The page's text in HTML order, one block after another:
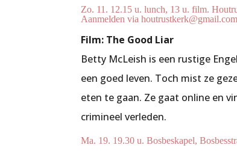
Zo. 11. 12.15 u. lunch, 13 u. film.
Aanmelden via houtrustkerk@gmail.com
Film: The Good Liar
Betty McLeish is een rustige
een goed leven. Toch mist ze
eten te gaan. Ze gaat online en
crimineel verleden.
Ma. 19. 19.30 u. Bosbeskapel,